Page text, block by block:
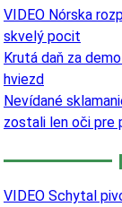
VIDEO Nórska
skvelý pocit
Krutá daň za
hviezd
Nevídané
zostali len oči pre
VIDEO Schytal